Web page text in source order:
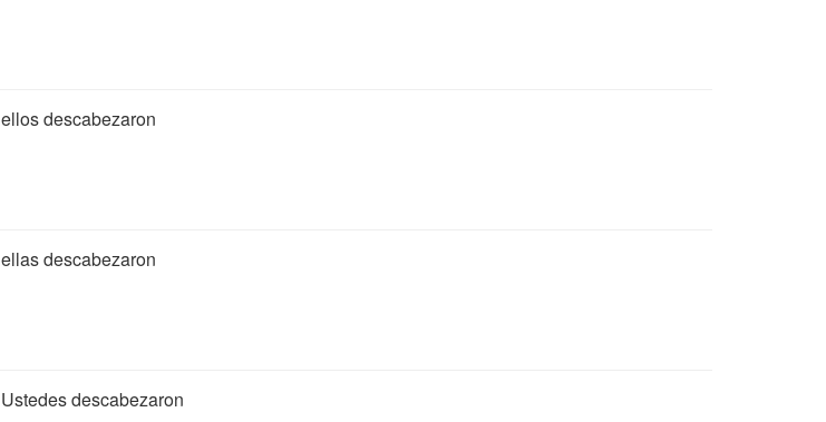
ellos descabezaron
ellas descabezaron
Ustedes descabezaron